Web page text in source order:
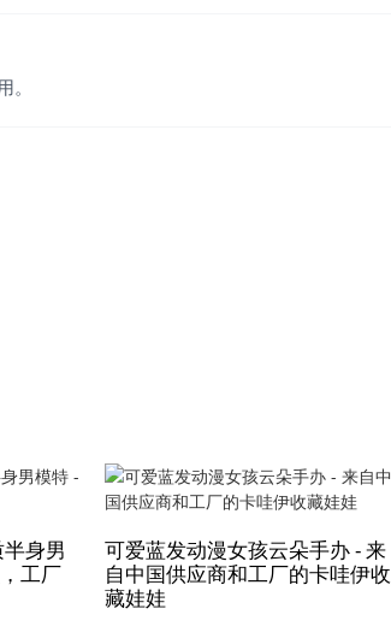
身男
工厂
可爱蓝发动漫女孩云朵手办 - 来
自中国供应商和工厂的卡哇伊收
藏娃娃